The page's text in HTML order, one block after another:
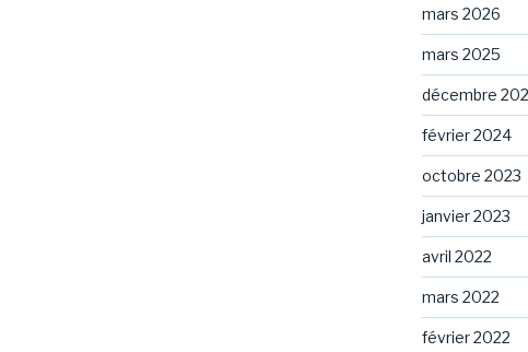
mars 2026
mars 2025
décembre
février 2024
octobre 2023
janvier 2023
avril 2022
mars 2022
février 2022